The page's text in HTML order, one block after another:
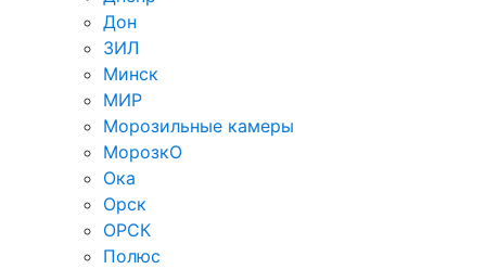
Дон
ЗИЛ
Минск
МИР
Морозильные камеры
МорозкО
Ока
Орск
ОРСК
Полюс